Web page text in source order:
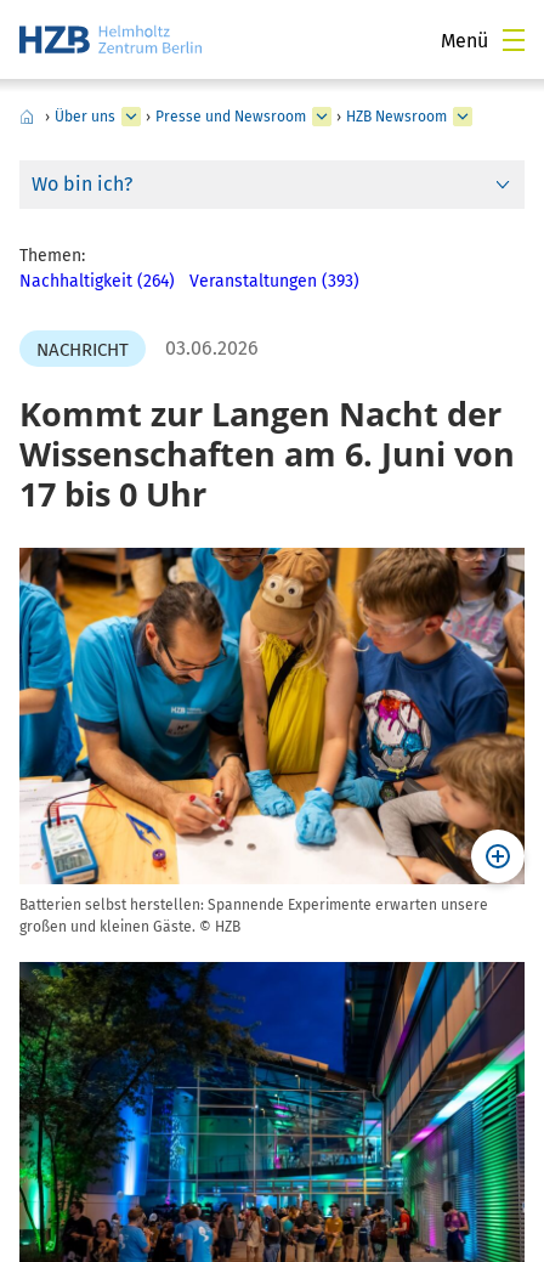
Menü
› Über uns › Presse und Newsroom › HZB Newsroom
Wo bin ich?
Themen:
Nachhaltigkeit (264)
Veranstaltungen (393)
NACHRICHT 03.06.2026
Kommt zur Langen Nacht der
Wissenschaften am 6. Juni von
17 bis 0 Uhr
Batterien selbst herstellen: Spannende Experimente erwarten unsere
großen und kleinen Gäste. © HZB